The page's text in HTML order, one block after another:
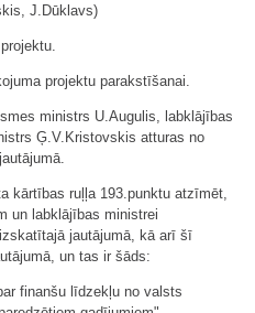
J.Dūklavs)
projektu parakstīšanai.
ministrs U.Augulis, labklājības
Ģ.V.Kristovskis atturas no
kārtības ruļļa 193.punktu atzīmēt,
un labklājības ministrei
jautājumā, kā arī šī
un tas ir šāds:
finanšu līdzekļu no valsts